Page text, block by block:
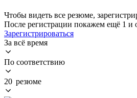
Чтобы видеть все резюме,
После регистрации покажем ещё 1 и
Зарегистрироваться
За всё время
По соответствию
20 резюме